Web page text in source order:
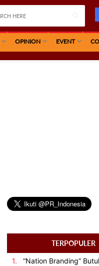
OPINION EVENT
TERPOPULER
1.
“Nation Branding”